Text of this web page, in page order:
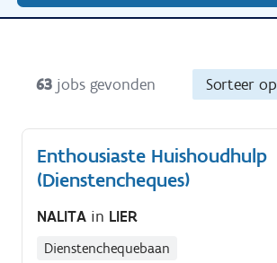
63 jobs gevonden Sorteer op
Enthousiaste Huishoudhulp
(Dienstencheques)
NALITA in LIER
Dienstenchequebaan